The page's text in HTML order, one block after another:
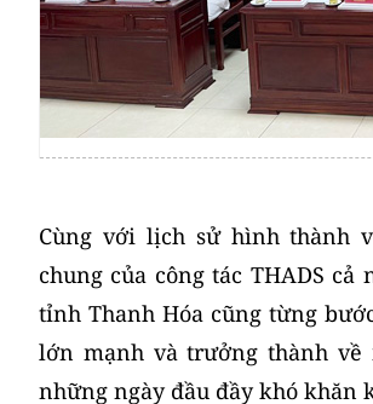
Cùng với lịch sử hình thành
chung của công tác THADS cả
tỉnh Thanh Hóa cũng từng
lớn mạnh và trưởng thành về
những ngày đầu đầy khó khăn